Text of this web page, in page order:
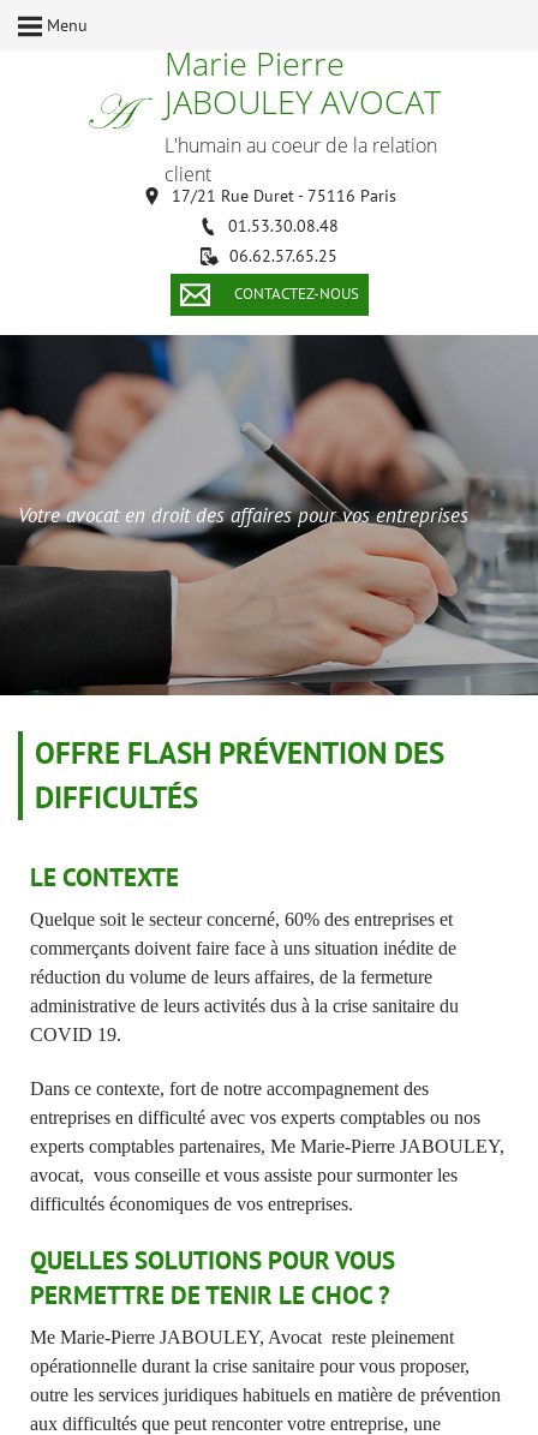
Menu
Marie Pierre
JABOULEY AVOCAT
L'humain au coeur de la relation
client
17/21 Rue Duret - 75116 Paris
01.53.30.08.48
06.62.57.65.25
CONTACTEZ-NOUS
Votre avocat en droit des affaires pour vos entreprises
OFFRE FLASH PRÉVENTION DES
DIFFICULTÉS
LE CONTEXTE
Quelque soit le secteur concerné, 60% des entreprises et
commerçants doivent faire face à uns situation inédite de
réduction du volume de leurs affaires, de la fermeture
administrative de leurs activités dus à la crise sanitaire du
COVID 19.
Dans ce contexte, fort de notre accompagnement des
entreprises en difficulté avec vos experts comptables ou nos
experts comptables partenaires, Me Marie-Pierre JABOULEY,
avocat, vous conseille et vous assiste pour surmonter les
difficultés économiques de vos entreprises.
QUELLES SOLUTIONS POUR VOUS
PERMETTRE DE TENIR LE CHOC ?
Me Marie-Pierre JABOULEY, Avocat reste pleinement
opérationnelle durant la crise sanitaire pour vous proposer,
outre les services juridiques habituels en matière de prévention
aux difficultés que peut renconter votre entreprise, une